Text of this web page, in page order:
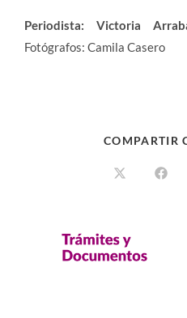
Periodista: Victoria
Fotógrafos: Camila Casero
COMPARTIR